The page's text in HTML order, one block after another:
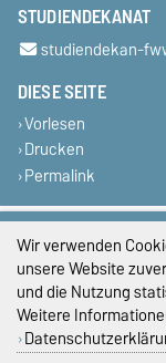
STUDIENDEKANAT
studiendekan-
DIESE SEITE
Vorlesen
Drucken
Permalink
Wir verwenden
unsere Website
und die Nutzung
Weitere